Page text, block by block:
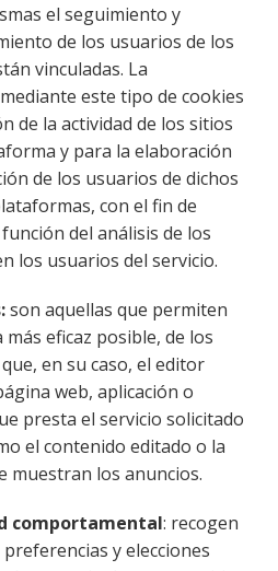
el seguimiento y
de los usuarios de los
vinculadas. La
este tipo de cookies
de la actividad de los sitios
y para la elaboración
de los usuarios de dichos
con el fin de
del análisis de los
los usuarios del servicio.
son aquellas que permiten
eficaz posible, de los
en su caso, el editor
web, aplicación o
presta el servicio solicitado
el contenido editado o la
muestran los anuncios.
comportamental: recogen
y elecciones